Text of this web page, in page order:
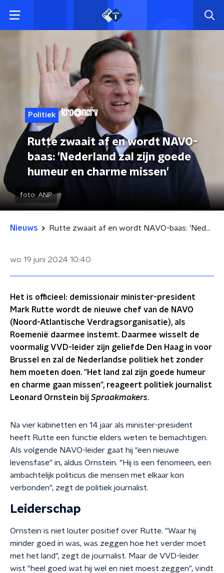
Politiek
Rutte zwaait af en wordt NAVO-
baas: 'Nederland zal zijn goede
humeur en charme missen'
foto: ANP
Nieuws Rutte zwaait af en wordt NAVO-baas: 'Nederland zal zijn goede humeur en charme missen'
wo 19 juni 2024 10:40
Het is officieel: demissionair minister-president
Mark Rutte wordt de nieuwe chef van de NAVO
(Noord-Atlantische Verdragsorganisatie), als
Roemenië daarmee instemt. Daarmee wisselt de
voormalig VVD-leider zijn geliefde Den Haag in voor
Brussel en zal de Nederlandse politiek het zonder
hem moeten doen. "Het land zal zijn goede humeur
en charme gaan missen", reageert politiek journalist
Leonard Ornstein bij Spraakmakers.
Na vier kabinetten en 14 jaar als minister-president
heeft Rutte een functie elders weten te bemachtigen.
Als volgende NAVO-leider gaat hij "een nieuwe
levensfase" in, aldus Ornstein. "Hij is een fenomeen, een
ambachtelijk politicus die mensen met elkaar kon
verbonden", zegt de politiek journalist.
Leiderschap
Ornstein is niet louter positief over Rutte. "Waar hij
minder goed in was, was zeggen hoe het verder moet
met het land", zegt de journalist. Maar de VVD-leider
wist "heel goed wat hij wel en niet moest zeggen", vindt